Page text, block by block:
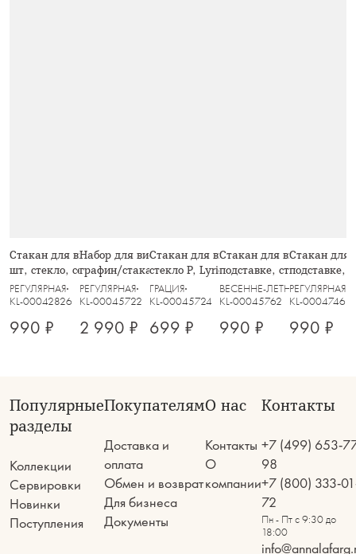
Стакан для виски, 10 см, 380 мл, 2
шт, стекло, серый, Nocturne
РЕГУЛЯРНАЯ
KL-00042826
990 ₽
Набор для виски, 2 перс, 3 пр,
графин/стаканы, стекло Р, Lyric
РЕГУЛЯРНАЯ
KL-00045722
2 990 ₽
Стакан для виски, 300 мл, 2 шт,
стекло Р, Lyric
ГРАЦИЯ
KL-00045724
699 ₽
Стакан для виски, 245
подставке, стекло/
ВЕСЕННЕ-ЛЕТНЯЯ
KL-00045762
990 ₽
Стакан для
подставке,
РЕГУЛЯРНАЯ
KL-00047463
990 ₽
Популярные
разделы
Коллекции
Сервировки
Новинки
Поступления
Покупателям
Доставка и
оплата
Обмен и возврат
Для бизнеса
Документы
О нас
Контакты
О
компании
Контакты
+7 (499) 653-
98
+7 (800) 333-
72
Пн - Пт с 9:30 до
18:00